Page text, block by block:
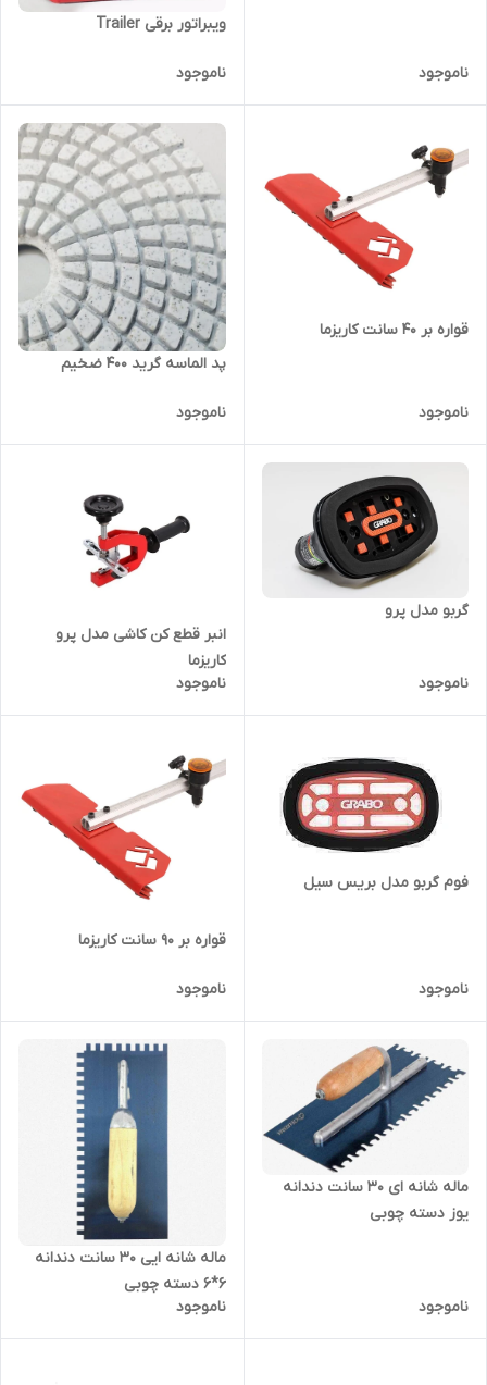
ناموجود
ویبراتور برقی Trailer
ناموجود
قواره بر ۴۰ سانت کاریزما
ناموجود
پد الماسه گرید 400 ضخیم
ناموجود
گربو مدل پرو
ناموجود
انبر قطع کن کاشی مدل پرو
کاریزما
ناموجود
فوم گربو مدل بریس سیل
ناموجود
قواره بر ۹۰ سانت کاریزما
ناموجود
ماله شانه ای ۳۰ سانت دندانه
یوز دسته چوبی
ناموجود
ُماله شانه ایی ۳۰ سانت دندانه
۶*۶ دسته چوبی
ناموجود